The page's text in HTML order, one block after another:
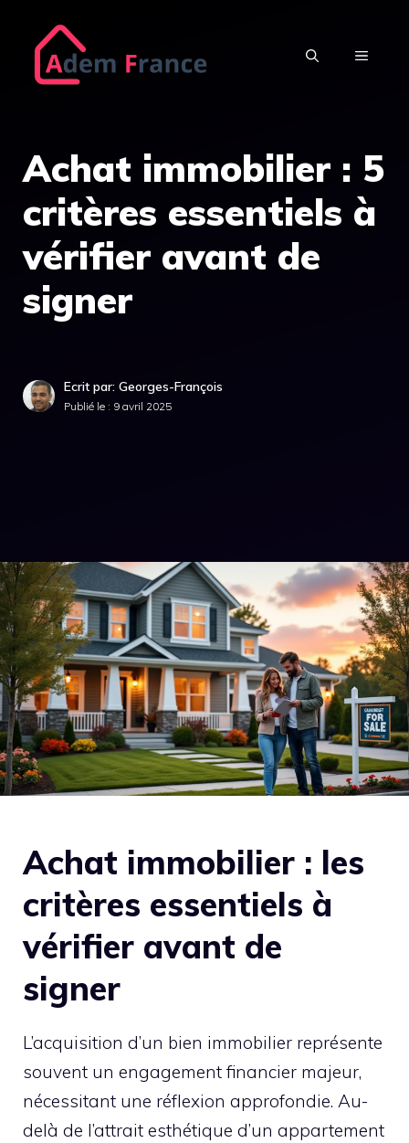
contenu
MENU
Achat immobilier : 5
critères essentiels à
vérifier avant de
signer
Ecrit par: Georges-François
Publié le : 9 avril 2025
Achat immobilier : les
critères essentiels à
vérifier avant de
signer
L’acquisition d’un bien immobilier représente
souvent un engagement financier majeur,
nécessitant une réflexion approfondie. Au-
delà de l’attrait esthétique d’un appartement